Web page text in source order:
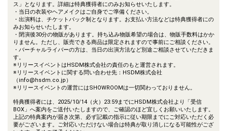
ス」となります。詳細は特典獲得者にのみお知らせいたします。
・当日の衣装やヘアメイクはご自身でご準備ください。
・出演料は、チケットバック制となります。お支払い方法などは特典獲得者にの
みお知らせいたします。
・閉演後30分の物販があります。持ち込み物販希望の場合は、物販手数料はかか
りません。ただし、販売できる商品は限定されますので事前にご相談ください。
・バーチャルライバーの方は、当日の出演方法など別途ご相談させていただきま
す。
※リリースイベントはHSDM株式会社の責任のもと運営されます。
※リリースイベントに関する問い合わせ先：HSDM株式会社
（info@hsdm.co.jp）
※リリースイベントの運営にはSHOWROOMは一切関わっておりません。
特典獲得者には、2025/10/14（火）23:59までにHSDM株式会社より「受信
BOX」へ案内をご送付いたしますので、ご確認のほど宜しくお願いいたします。
上記の特典案内が届き次第、必ず記載の指示に従い期限までにご対応いただく必
要がございます。ご対応いただけない場合は特典が取り消しになる可能性がござ